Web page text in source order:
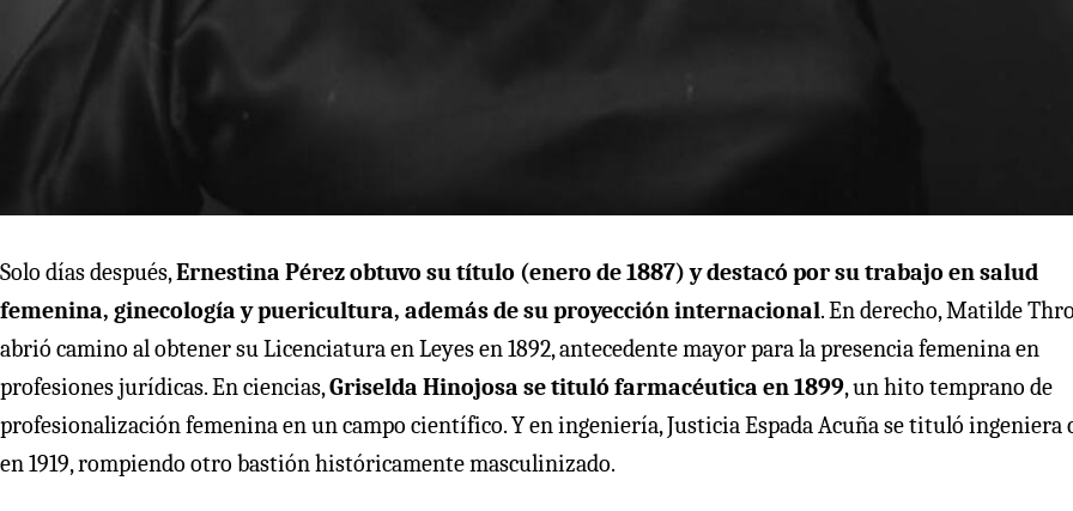
Solo días después,Ernestina Pérez obtuvo su título (enero de 1887) y destacó por su trabajo en salud
femenina, ginecología y puericultura, además de su proyección internacional. En derecho, Matilde
abrió camino al obtener su Licenciatura en Leyes en 1892, antecedente mayor para la presencia femenina en
profesiones jurídicas. En ciencias,Griselda Hinojosa se tituló farmacéutica en 1899, un hito temprano de
profesionalización femenina en un campo científico. Y en ingeniería, Justicia Espada Acuña se tituló ingeniera
en 1919, rompiendo otro bastión históricamente masculinizado.